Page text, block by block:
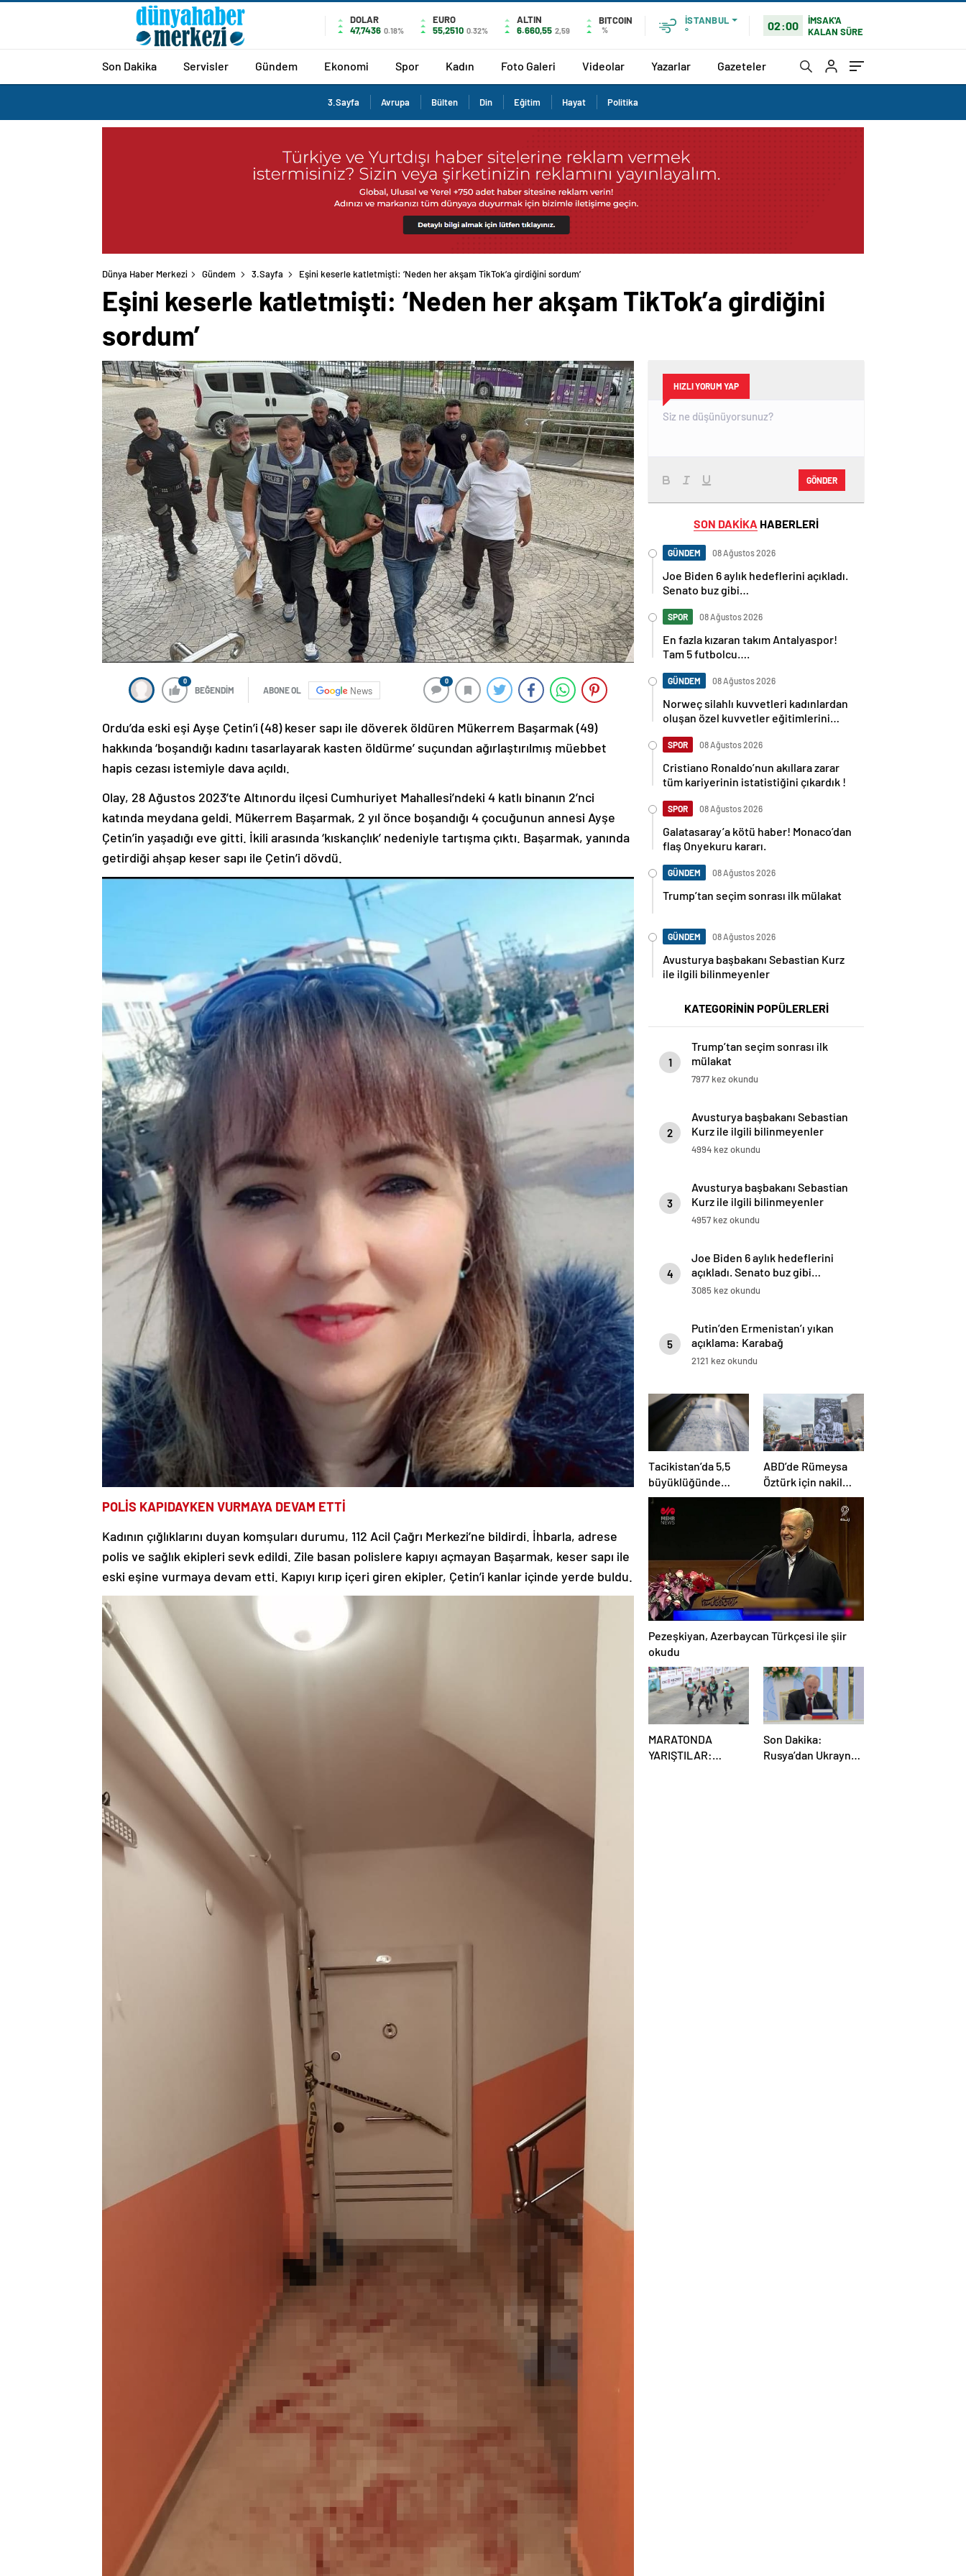
DOLAR
47,7436 0.18%
EURO
55,2510 0.32%
ALTIN
6.660,55 2,59
BITCOIN
%
İSTANBUL
°
02:00
İMSAK'A
KALAN SÜRE
Son Dakika Servisler Gündem Ekonomi Spor Kadın Foto Galeri Videolar Yazarlar Gazeteler
3.Sayfa Avrupa Bülten Din Eğitim Hayat Politika
Dünya Haber Merkezi Gündem 3.Sayfa Eşini keserle katletmişti: ‘Neden her akşam TikTok’a girdiğini sordum’
Eşini keserle katletmişti: ‘Neden her akşam TikTok’a girdiğini
sordum’
0
BEĞENDİM ABONE OL News
0
Ordu’da eski eşi Ayşe Çetin’i (48) keser sapı ile döverek öldüren Mükerrem Başarmak (49)
hakkında ‘boşandığı kadını tasarlayarak kasten öldürme’ suçundan ağırlaştırılmış müebbet
hapis cezası istemiyle dava açıldı.
Olay, 28 Ağustos 2023’te Altınordu ilçesi Cumhuriyet Mahallesi’ndeki 4 katlı binanın 2’nci
katında meydana geldi. Mükerrem Başarmak, 2 yıl önce boşandığı 4 çocuğunun annesi Ayşe
Çetin’in yaşadığı eve gitti. İkili arasında ‘kıskançlık’ nedeniyle tartışma çıktı. Başarmak, yanında
getirdiği ahşap keser sapı ile Çetin’i dövdü.
POLİS KAPIDAYKEN VURMAYA DEVAM ETTİ
Kadının çığlıklarını duyan komşuları durumu, 112 Acil Çağrı Merkezi’ne bildirdi. İhbarla, adrese
polis ve sağlık ekipleri sevk edildi. Zile basan polislere kapıyı açmayan Başarmak, keser sapı ile
eski eşine vurmaya devam etti. Kapıyı kırıp içeri giren ekipler, Çetin’i kanlar içinde yerde buldu.
HIZLI YORUM YAP
GÖNDER
SON DAKİKA HABERLERİ
GÜNDEM 08 Ağustos 2026
Joe Biden 6 aylık hedeflerini açıkladı.
Senato buz gibi…
SPOR 08 Ağustos 2026
En fazla kızaran takım Antalyaspor!
Tam 5 futbolcu….
GÜNDEM 08 Ağustos 2026
Norweç silahlı kuvvetleri kadınlardan
oluşan özel kuvvetler eğitimlerini
SPOR 08 Ağustos 2026
Cristiano Ronaldo’nun akıllara zarar
tüm kariyerinin istatistiğini çıkardık !
SPOR 08 Ağustos 2026
Galatasaray’a kötü haber! Monaco’dan
flaş Onyekuru kararı.
GÜNDEM 08 Ağustos 2026
Trump’tan seçim sonrası ilk mülakat
GÜNDEM 08 Ağustos 2026
Avusturya başbakanı Sebastian Kurz
ile ilgili bilinmeyenler
KATEGORİNİN POPÜLERLERİ
1
Trump’tan seçim sonrası ilk
mülakat
7977 kez okundu
2
Avusturya başbakanı Sebastian
Kurz ile ilgili bilinmeyenler
4994 kez okundu
3
Avusturya başbakanı Sebastian
Kurz ile ilgili bilinmeyenler
4957 kez okundu
4
Joe Biden 6 aylık hedeflerini
açıkladı. Senato buz gibi…
3085 kez okundu
5
Putin’den Ermenistan’ı yıkan
açıklama: Karabağ
Azerbaycan’ın ayrılmaz bir
2121 kez okundu
Tacikistan’da 5,5
büyüklüğünde
deprem meydana
geldi
ABD’de Rümeysa
Öztürk için nakil
kararı
Pezeşkiyan, Azerbaycan Türkçesi ile şiir
okudu
MARATONDA
YARIŞTILAR:
Son Dakika:
Rusya’dan Ukrayna